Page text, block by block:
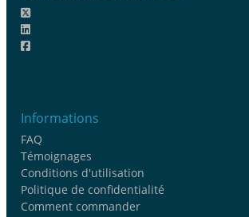
Informations
FAQ
Témoignages
Conditions d'utilisation
Politique de confidentialité
Comment commander